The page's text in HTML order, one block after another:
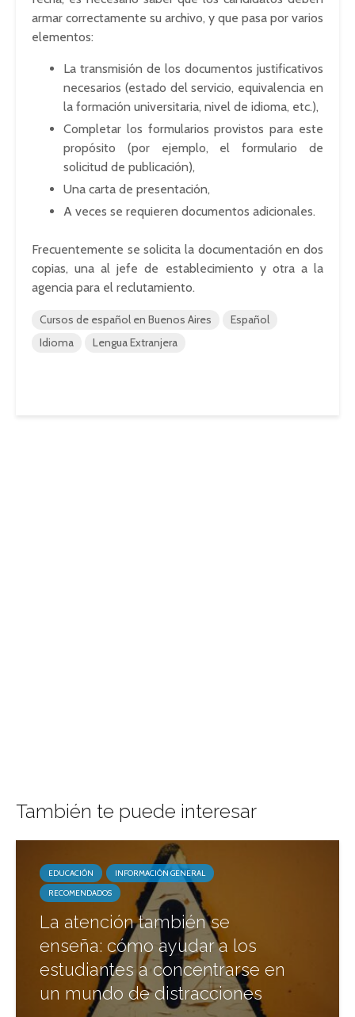
armar correctamente su archivo, y que pasa por varios
elementos:
La transmisión de los documentos justificativos
necesarios (estado del servicio, equivalencia en
la formación universitaria, nivel de idioma, etc.),
Completar los formularios provistos para este
propósito (por ejemplo, el formulario de
solicitud de publicación),
Una carta de presentación,
A veces se requieren documentos adicionales.
Frecuentemente se solicita la documentación en dos
copias, una al jefe de establecimiento y otra a la
agencia para el reclutamiento.
Cursos de español en Buenos Aires
Español
Idioma
Lengua Extranjera
También te puede interesar
EDUCACIÓN
INFORMACIÓN GENERAL
RECOMENDADOS
La atención también se
enseña: cómo ayudar a los
estudiantes a concentrarse en
un mundo de distracciones